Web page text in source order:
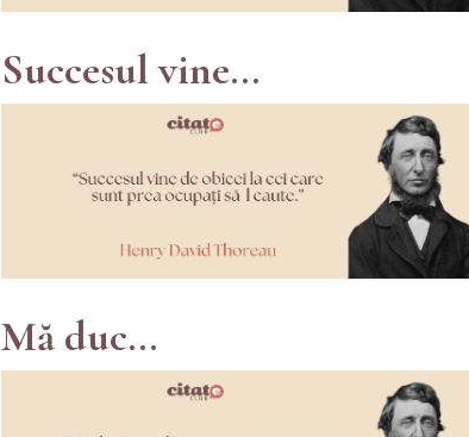
Succesul vine...
Mă duc...